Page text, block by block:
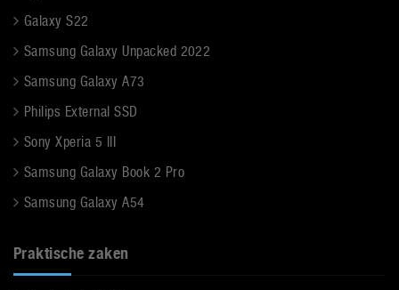
Galaxy S22
Samsung Galaxy Unpacked 2022
Samsung Galaxy A73
Philips External SSD
Sony Xperia 5 III
Samsung Galaxy Book 2 Pro
Samsung Galaxy A54
Praktische zaken